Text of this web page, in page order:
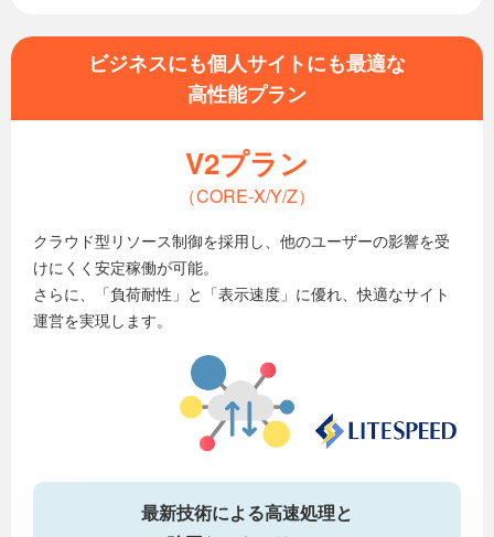
ビジネスにも個人サイトにも最適な
高性能プラン
V2プラン
（CORE-X/Y/Z）
クラウド型リソース制御を採用し、他のユーザーの影響を受
けにくく安定稼働が可能。
さらに、「負荷耐性」と「表示速度」に優れ、快適なサイト
運営を実現します。
最新技術による高速処理と